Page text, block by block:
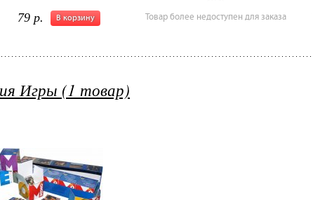
В корзину
79 р. Товар более недоступен для заказа
Игры (1 товар)